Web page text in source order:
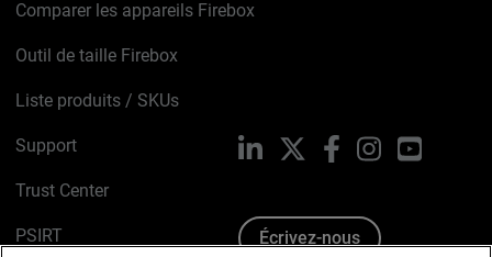
Comparer les appareils Firebox
Outil de taille Firebox
Liste produits / SKUs
Support
Trust Center
PSIRT
LinkedIn FacebookInstagramYouTube
Écrivez-nous